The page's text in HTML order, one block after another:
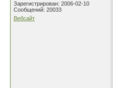
Зарегистрирован: 2006-02-10
Сообщений: 20033
Вебсайт